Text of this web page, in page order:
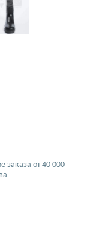
заказа от 40 000